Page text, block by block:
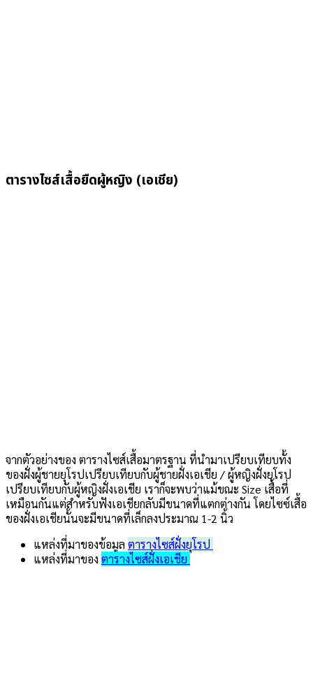
ตารางไซส์เสื้อยืดผู้หญิง (เอเชีย)
จากตัวอย่างของ ตารางไซส์เสื้อมาตรฐาน ที่นำมาเปรียบเทียบทั้ง
ของฝั่งผู้ชายยุโรปเปรียบเทียบกับผู้ชายฝั่งเอเชีย / ผู้หญิงฝั่งยุโรป
เปรียบเทียบกับผู้หญิงฝั่งเอเชีย เราก็จะพบว่าแม้ขณะ Size เสื้อที่
เหมือนกันแต่สำหรับฟังเอเชียกลับมีขนาดที่แตกต่างกัน โดยไซซ์เสื้อ
ของฝั่งเอเชียนั้นจะมีขนาดที่เล็กลงประมาณ 1-2 นิ้ว
แหล่งที่มาของข้อมูล ตารางไซส์ฝั่งยุโรป
แหล่งที่มาของ ตารางไซส์ฝั่งเอเชีย